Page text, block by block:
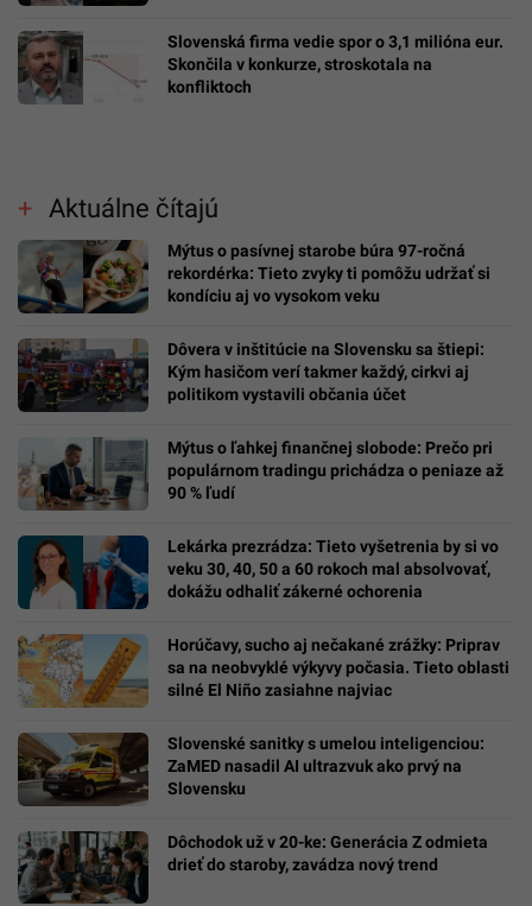
Slovenská firma vedie spor o 3,1 milióna eur.
Skončila v konkurze, stroskotala na
konfliktoch
Aktuálne čítajú
Mýtus o pasívnej starobe búra 97-ročná
rekordérka: Tieto zvyky ti pomôžu udržať si
kondíciu aj vo vysokom veku
Dôvera v inštitúcie na Slovensku sa štiepi:
Kým hasičom verí takmer každý, cirkvi aj
politikom vystavili občania účet
Mýtus o ľahkej finančnej slobode: Prečo pri
populárnom tradingu prichádza o peniaze až
90 % ľudí
Lekárka prezrádza: Tieto vyšetrenia by si vo
veku 30, 40, 50 a 60 rokoch mal absolvovať,
dokážu odhaliť zákerné ochorenia
Horúčavy, sucho aj nečakané zrážky: Priprav
sa na neobvyklé výkyvy počasia. Tieto oblasti
silné El Niño zasiahne najviac
Slovenské sanitky s umelou inteligenciou:
ZaMED nasadil AI ultrazvuk ako prvý na
Slovensku
Dôchodok už v 20-ke: Generácia Z odmieta
drieť do staroby, zavádza nový trend